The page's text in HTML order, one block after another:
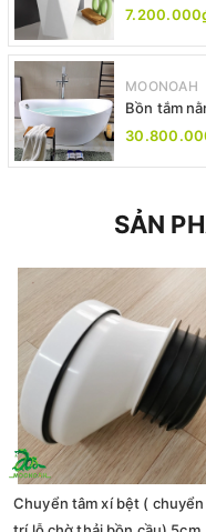
MOONOAH
Bồn tắm
SẢN
Chuyển tâm xí bệt (